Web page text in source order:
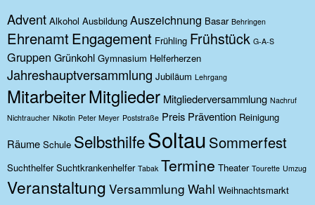
Advent Alkohol Ausbildung Auszeichnung Basar Behringen
EhrenamtEngagement Frühling Frühstück G-A-S
Gruppen Grünkohl Gymnasium Helferherzen
Jahreshauptversammlung Jubiläum Lehrgang
MitarbeiterMitglieder Mitgliederversammlung Nachruf
Nichtraucher Nikotin Peter Meyer Poststraße Preis Prävention Reinigung
Räume Schule SelbsthilfeSoltau Sommerfest
Suchthelfer Suchtkrankenhelfer Tabak Termine Theater Tourette Umzug
Veranstaltung Versammlung Wahl Weihnachtsmarkt